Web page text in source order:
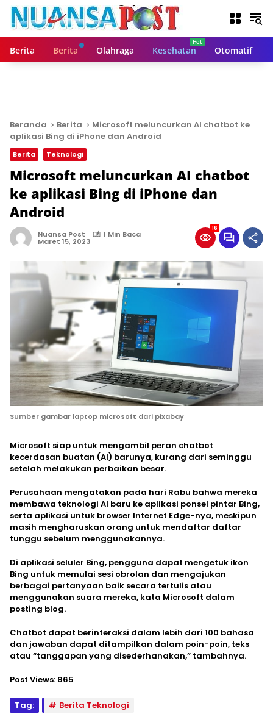
Berita Berita Olahraga Kesehatan Otomatif
Beranda Berita
Microsoft meluncurkan AI chatbot ke
aplikasi Bing di iPhone dan Android
Berita Teknologi
Microsoft meluncurkan AI chatbot
ke aplikasi Bing di iPhone dan
Android
Nuansa Post 1 Min Baca
Maret 15, 2023
16
Sumber gambar laptop microsoft dari pixabay
Microsoft siap untuk mengambil peran chatbot
kecerdasan buatan (AI) barunya, kurang dari seminggu
setelah melakukan perbaikan besar.
Perusahaan mengatakan pada hari Rabu bahwa mereka
membawa teknologi AI baru ke aplikasi ponsel pintar Bing,
serta aplikasi untuk browser Internet Edge-nya, meskipun
masih mengharuskan orang untuk mendaftar daftar
tunggu sebelum menggunakannya.
Di aplikasi seluler Bing, pengguna dapat mengetuk ikon
Bing untuk memulai sesi obrolan dan mengajukan
berbagai pertanyaan baik secara tertulis atau
menggunakan suara mereka, kata Microsoft dalam
posting blog.
Chatbot dapat berinteraksi dalam lebih dari 100 bahasa
dan jawaban dapat ditampilkan dalam poin-poin, teks
atau “tanggapan yang disederhanakan,” tambahnya.
Post Views: 865
Tag: Berita Teknologi